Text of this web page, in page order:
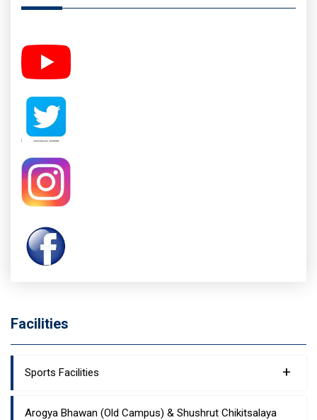
Facilities
Sports Facilities +
Arogya Bhawan (Old Campus) & Shushrut Chikitsalaya